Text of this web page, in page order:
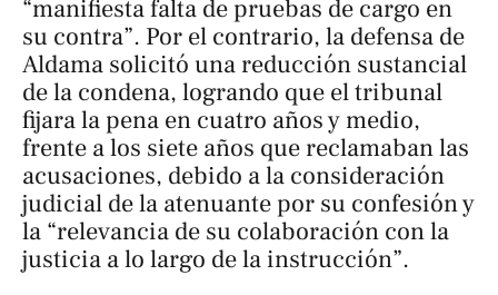
“manifiesta falta de pruebas de cargo en
su contra”. Por el contrario, la defensa de
Aldama solicitó una reducción sustancial
de la condena, logrando que el tribunal
fijara la pena en cuatro años y medio,
frente a los siete años que reclamaban las
acusaciones, debido a la consideración
judicial de la atenuante por su confesión y
la “relevancia de su colaboración con la
justicia a lo largo de la instrucción”.